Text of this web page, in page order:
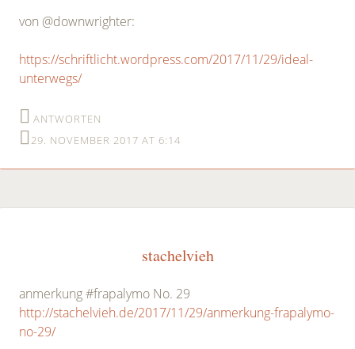
von @downwrighter:
https://schriftlicht.wordpress.com/2017/11/29/ideal-
unterwegs/
ANTWORTEN
29. NOVEMBER 2017 AT 6:14
stachelvieh
anmerkung #frapalymo No. 29
http://stachelvieh.de/2017/11/29/anmerkung-frapalymo-
no-29/